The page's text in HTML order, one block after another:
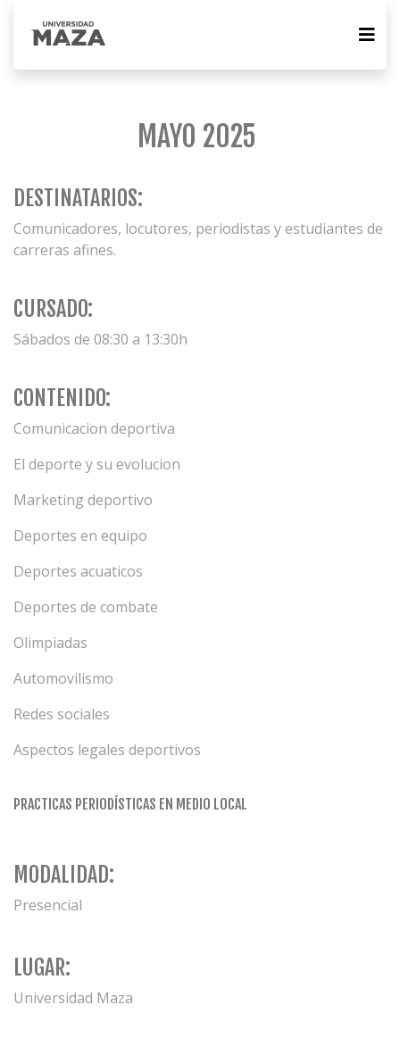
MAYO 2025
DESTINATARIOS:
Comunicadores, locutores, periodistas y estudiantes de
carreras afines.
CURSADO:
Sábados de 08:30 a 13:30h
CONTENIDO:
Comunicacion deportiva
El deporte y su evolucion
Marketing deportivo
Deportes en equipo
Deportes acuaticos
Deportes de combate
Olimpiadas
Automovilismo
Redes sociales
Aspectos legales deportivos
PRACTICAS PERIODÍSTICAS EN MEDIO LOCAL
MODALIDAD:
Presencial
LUGAR:
Universidad Maza